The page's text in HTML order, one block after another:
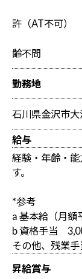
許（AT不可）
齢不問
勤務地
石川県金沢市
給与
経験・年齢・
す。
*参考
a 基本給（月
b 資格手当
その他、残業
昇給賞与